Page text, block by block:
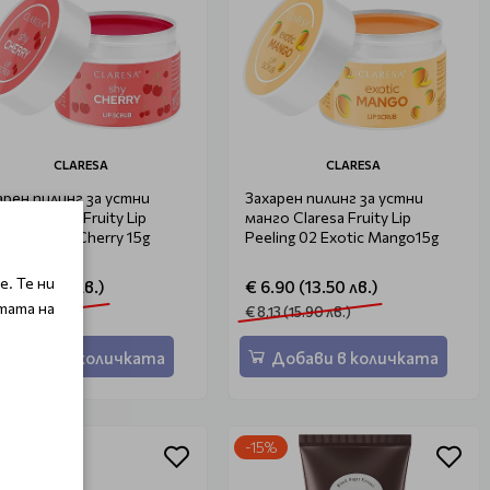
CLARESA
пилинг за устни
Claresa Fruity Lip
03 Shy Cherry 15g
(13.50 лв.)
(15.90 лв.)
Добави в количката
CLARESA
Захарен пилинг за устни
манго Claresa Fruity Lip
Peeling 02 Exotic Mango15g
€ 6.90 (13.50 лв.)
€ 8.13 (15.90 лв.)
Добави в количката
-15%
Те ни
на